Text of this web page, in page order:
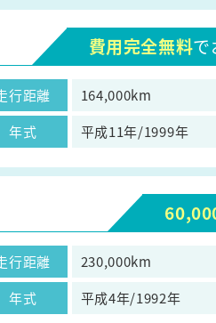
費用完全無料で
行距離
164,000km
年式 平成11年/1999年
行距離
230,000km
年式 平成4年/1992年